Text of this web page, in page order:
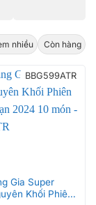
nhiều Còn hàng
BBG599ATR
Gia Super
Khối Phiên